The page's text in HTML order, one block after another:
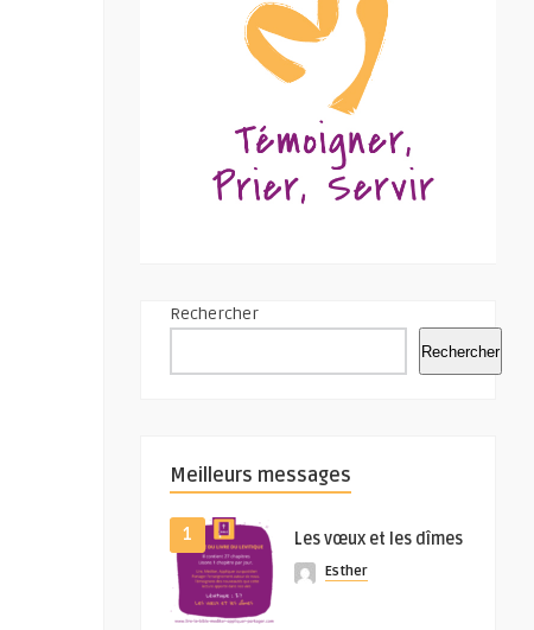
Rechercher
Rechercher
Meilleurs messages
1 Les vœux et les dîmes
Esther